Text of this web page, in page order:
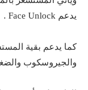
يدعم Face Unlock .
كما يدعم بقية
والجيروسكوب